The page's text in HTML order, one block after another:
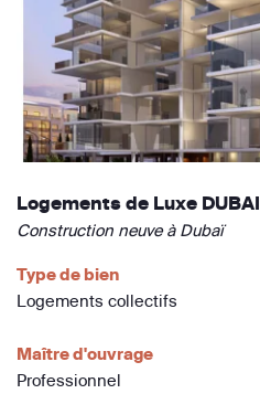
Logements de Luxe DUBAI
Construction neuve à Dubaï
Type de bien
Logements collectifs
Maître d'ouvrage
Professionnel